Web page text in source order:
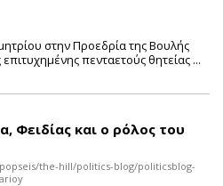
στην Προεδρία της Βουλής
πενταετούς θητείας ...
Φειδίας και ο ρόλος του
the-hill/politics-blog/politicsblog-